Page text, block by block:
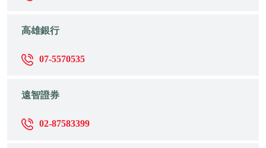
高雄銀行
07-5570535
遠智證券
02-87583399